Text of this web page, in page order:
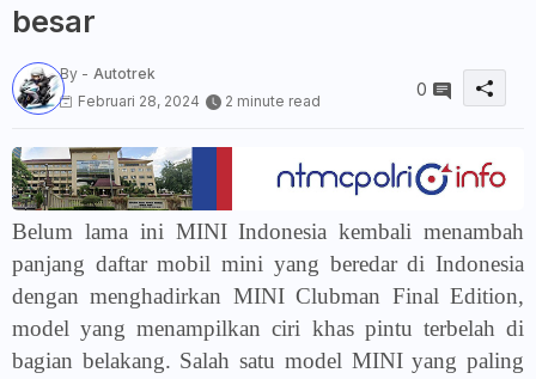
besar
By - Autotrek
Februari 28, 2024
2 minute read
0
Belum lama ini MINI Indonesia kembali menambah
panjang daftar mobil mini yang beredar di Indonesia
dengan menghadirkan MINI Clubman Final Edition,
model yang menampilkan ciri khas pintu terbelah di
bagian belakang. Salah satu model MINI yang paling